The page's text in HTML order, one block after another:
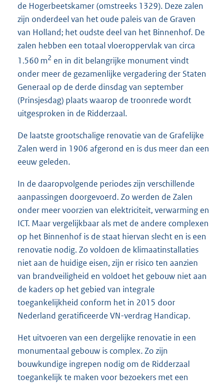
de Hogerbeetskamer (omstreeks 1329). Deze zalen
zijn onderdeel van het oude paleis van de Graven
van Holland; het oudste deel van het Binnenhof. De
zalen hebben een totaal vloeroppervlak van circa
1.560 m2 en in dit belangrijke monument vindt
onder meer de gezamenlijke vergadering der Staten
Generaal op de derde dinsdag van september
(Prinsjesdag) plaats waarop de troonrede wordt
uitgesproken in de Ridderzaal.
De laatste grootschalige renovatie van de Grafelijke
Zalen werd in 1906 afgerond en is dus meer dan een
eeuw geleden.
In de daaropvolgende periodes zijn verschillende
aanpassingen doorgevoerd. Zo werden de Zalen
onder meer voorzien van elektriciteit, verwarming en
ICT. Maar vergelijkbaar als met de andere complexen
op het Binnenhof is de staat hiervan slecht en is een
renovatie nodig. Zo voldoen de klimaatinstallaties
niet aan de huidige eisen, zijn er risico ten aanzien
van brandveiligheid en voldoet het gebouw niet aan
de kaders op het gebied van integrale
toegankelijkheid conform het in 2015 door
Nederland geratificeerde VN-verdrag Handicap.
Het uitvoeren van een dergelijke renovatie in een
monumentaal gebouw is complex. Zo zijn
bouwkundige ingrepen nodig om de Ridderzaal
toegankelijk te maken voor bezoekers met een